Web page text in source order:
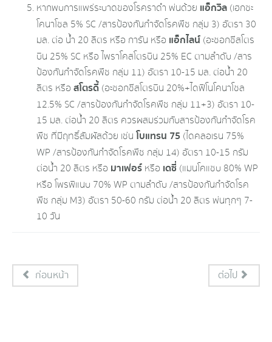
หากพบการแพร่ระบาดของโรคราดำ พ่นด้วย แอ็กวิล (เฮกซะ
โคนาโซล 5% SC /สารป้องกัน​กำจัด​โรค​พืช​ กลุ่ม​ 3) อัตรา 30
มล. ต่อ น้ำ 20 ลิตร หรือ การัน หรือ แอ็กไลน์ ​ (อะซอ​กซี​สโตร​
บิน​ 25% SC หรือ ไพราโคสโตร​บิน​ 25% EC ตามลำดับ​ /สาร
ป้องกัน​กำจัด​โรค​พืช​ กลุ่ม​ 11) อัตรา 10-15 มล. ต่อน้ำ 20
ลิตร หรือ สโตรดี้ ​ (อะ​ซอก​ซีสโตรบิน 20%+ไดฟิ​โน​โคนาโซล
12.5% SC /สารป้องกัน​กำจัด​โรค​พืช​ กลุ่ม​ 11+3) อัตรา 10-
15​ มล. ต่อน้ำ​ 20​ ลิตร​ ควรผสมร่วมกับสารป้องกัน​กำจัด​โรค​
พืช​ ที่มีฤทธิ์​สัมผัสด้วย เช่น โบแทรน 75 (ไดคลอเรน 75%
WP /สารป้องกัน​กำจัด​โรค​พืช​ กลุ่ม​ 14) อัตรา​ 10-15​ กรัม​
ต่อน้ำ​ 20​ ลิตร​ หรือ มาเฟอร์ หรือ เดซี่ (แมนโคแซบ​ 80% WP
หรือ โพรพิแนบ 70% WP ตาม​ลำดับ /สารป้องกัน​กำจัด​โรค​
พืช​ กลุ่ม​ M3) อัตรา 50-60 กรัม ต่อน้ำ 20 ลิตร พ่นทุกๆ 7-
10​ วัน
ก่อนหน้า ต่อไป